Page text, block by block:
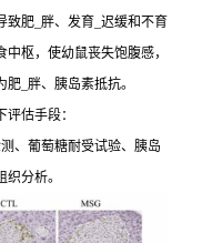
致肥_胖、发育_迟缓和不育
枢，使幼鼠丧失饱腹感，
_胖、胰岛素抵抗。
估手段：
、葡萄糖耐受试验、胰岛
分析。